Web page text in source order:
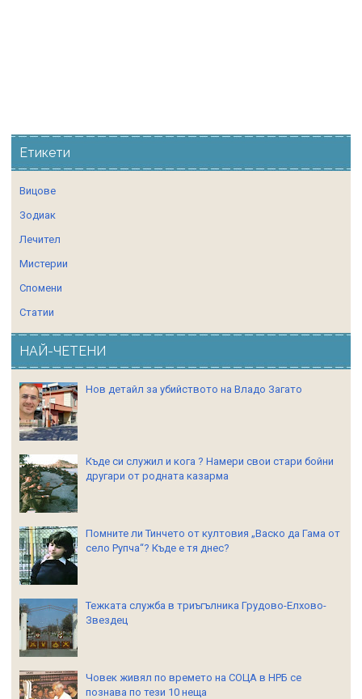
Етикети
Вицове
Зодиак
Лечител
Мистерии
Спомени
Статии
НАЙ-ЧЕТЕНИ
Нов детайл за убийството на Владо Загато
Къде си служил и кога ? Намери свои стари бойни
другари от родната казарма
Помните ли Тинчето от култовия „Васко да Гама от
село Рупча“? Къде е тя днес?
Тежката служба в триъгълника Грудово-Елхово-
Звездец
Човек живял по времето на СОЦА в НРБ се
познава по тези 10 неща